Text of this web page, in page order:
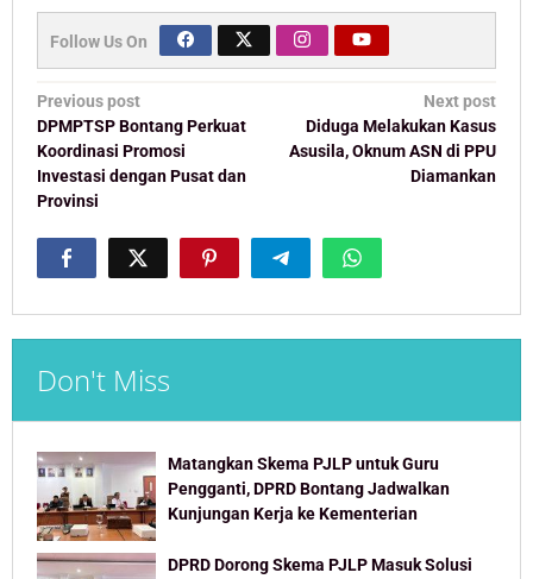
Follow Us On
Post
navigation
Previous post
DPMPTSP Bontang Perkuat
Koordinasi Promosi
Investasi dengan Pusat dan
Provinsi
Next post
Diduga Melakukan Kasus
Asusila, Oknum ASN di PPU
Diamankan
Don't Miss
Matangkan Skema PJLP untuk Guru
Pengganti, DPRD Bontang Jadwalkan
Kunjungan Kerja ke Kementerian
DPRD Dorong Skema PJLP Masuk Solusi